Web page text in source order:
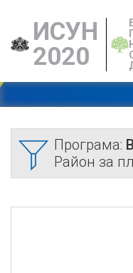
ИСУН
2020
Програма:
Район за